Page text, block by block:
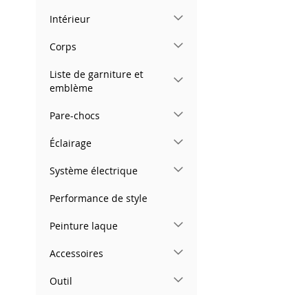
Intérieur
Corps
Liste de garniture et
emblème
Pare-chocs
Éclairage
Système électrique
Performance de style
Peinture laque
Accessoires
Outil